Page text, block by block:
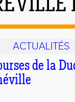
ACTUALITÉS
de la